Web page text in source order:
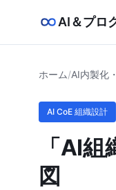
AI＆プロ
ホーム/AI内製化
AI CoE 組織設計
「AI
図